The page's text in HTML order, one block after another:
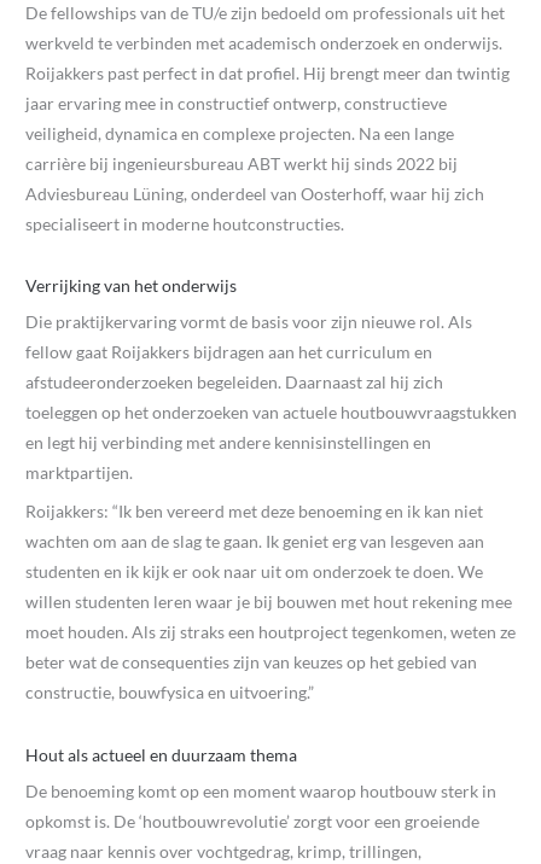
De fellowships van de TU/e zijn bedoeld om professionals uit het
werkveld te verbinden met academisch onderzoek en onderwijs.
Roijakkers past perfect in dat profiel. Hij brengt meer dan twintig
jaar ervaring mee in constructief ontwerp, constructieve
veiligheid, dynamica en complexe projecten. Na een lange
carrière bij ingenieursbureau ABT werkt hij sinds 2022 bij
Adviesbureau Lüning, onderdeel van Oosterhoff, waar hij zich
specialiseert in moderne houtconstructies.
Verrijking van het onderwijs
Die praktijkervaring vormt de basis voor zijn nieuwe rol. Als
fellow gaat Roijakkers bijdragen aan het curriculum en
afstudeeronderzoeken begeleiden. Daarnaast zal hij zich
toeleggen op het onderzoeken van actuele houtbouwvraagstukken
en legt hij verbinding met andere kennisinstellingen en
marktpartijen.
Roijakkers: “Ik ben vereerd met deze benoeming en ik kan niet
wachten om aan de slag te gaan. Ik geniet erg van lesgeven aan
studenten en ik kijk er ook naar uit om onderzoek te doen. We
willen studenten leren waar je bij bouwen met hout rekening mee
moet houden. Als zij straks een houtproject tegenkomen, weten ze
beter wat de consequenties zijn van keuzes op het gebied van
constructie, bouwfysica en uitvoering.”
Hout als actueel en duurzaam thema
De benoeming komt op een moment waarop houtbouw sterk in
opkomst is. De ‘houtbouwrevolutie’ zorgt voor een groeiende
vraag naar kennis over vochtgedrag, krimp, trillingen,